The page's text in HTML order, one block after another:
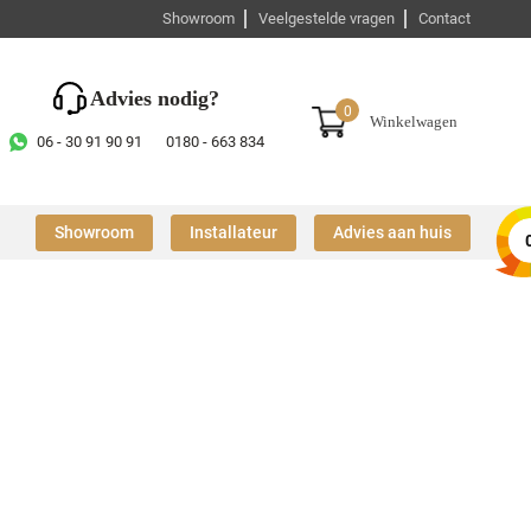
Showroom Veelgestelde vragen Contact
Advies nodig?
06 - 30 91 90 91 0180 - 663 834
0
Winkelwagen
Showroom Installateur Advies aan huis